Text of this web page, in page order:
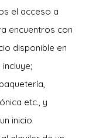
el acceso a
encuentros con
disponible en
etc., y
inicio